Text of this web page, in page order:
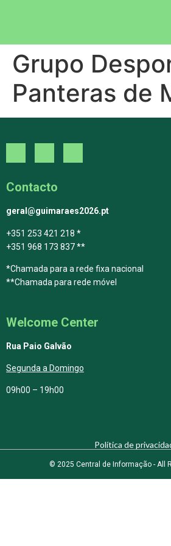
Grupo
Panteras de
Contacto
geral@guimaraes2026.pt
+351 253 421 218 *
+351 968 173 837 **
*Chamada para a rede fixa nacional
**Chamada para rede móvel
Welcome Center
Rua Paio Galvão
Segunda a Domingo
09h00 – 19h00
Política de
© 2025 Central de Informação - All